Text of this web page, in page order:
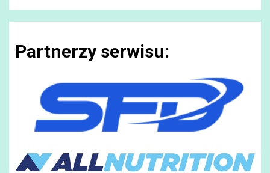
Partnerzy serwisu: